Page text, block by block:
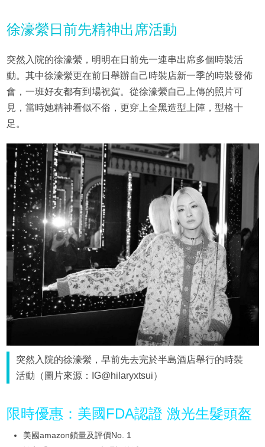
徐濠縈日前先精神出席活動
突然入院的徐濠縈，明明在日前先一連串出席多個時裝活
動。其中徐濠縈更在前日舉辦自己時裝店新一季的時裝發佈
會，一班好友都有到場祝賀。從徐濠縈自己上傳的照片可
見，當時她精神看似不俗，更穿上全黑造型上陣，型格十
足。
突然入院的徐濠縈，早前先去完於半島酒店舉行的時裝
活動（圖片來源：IG@hilaryxtsui）
限時優惠：美國FDA認證 激光生髮頭盔
美國amazon鎖量及評價No. 1